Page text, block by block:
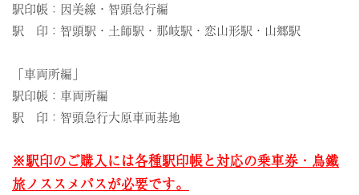
駅印帳：因美線・智頭急行編
駅 印：智頭駅・土師駅・那岐駅・恋山形駅・山郷駅
「車両所編」
駅印帳：車両所編
駅 印：智頭急行大原車両基地
※駅印のご購入には各種駅印帳と対応の乗車券・鳥鐵
旅ノススメパスが必要です。